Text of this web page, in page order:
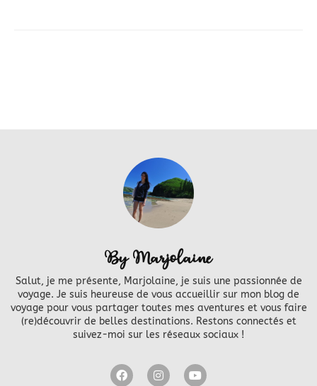
By Marjolaine
Salut, je me présente, Marjolaine, je suis une passionnée de
voyage. Je suis heureuse de vous accueillir sur mon blog de
voyage pour vous partager toutes mes aventures et vous faire
(re)découvrir de belles destinations. Restons connectés et
suivez-moi sur les réseaux sociaux !